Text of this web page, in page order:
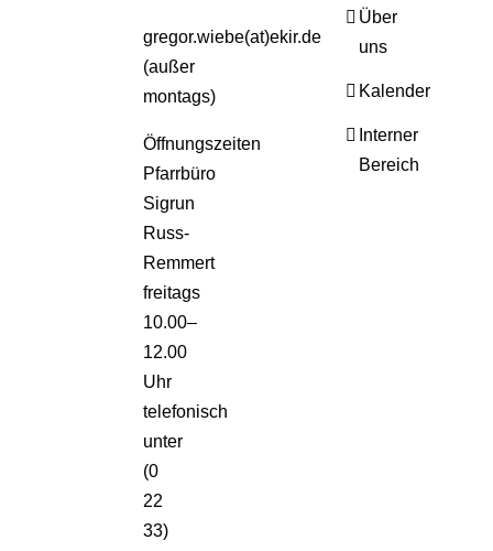
gregor.wiebe(at)ekir.de
(außer
montags)
Öffnungszeiten
Pfarrbüro
Sigrun
Russ-
Remmert
freitags
10.00–
12.00
Uhr
telefonisch
unter
(0
22
33)
Über
uns
Kalender
Interner
Bereich